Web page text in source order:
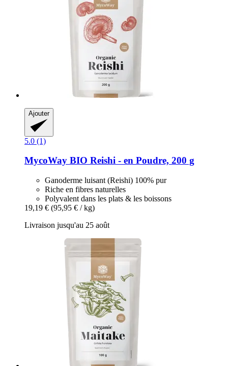
Ajouter
5.0 (1)
MycoWay BIO Reishi -​ en Poudre, 200 g
Ganoderme luisant (Reishi) 100% pur
Riche en fibres naturelles
Polyvalent dans les plats & les boissons
19,19 € (95,95 € / kg)
Livraison jusqu'au 25 août